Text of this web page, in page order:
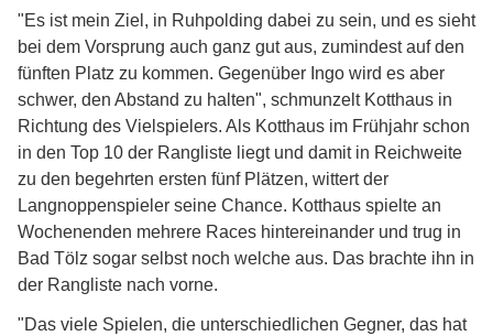
"Es ist mein Ziel, in Ruhpolding dabei zu sein, und es sieht
bei dem Vorsprung auch ganz gut aus, zumindest auf den
fünften Platz zu kommen. Gegenüber Ingo wird es aber
schwer, den Abstand zu halten", schmunzelt Kotthaus in
Richtung des Vielspielers. Als Kotthaus im Frühjahr schon
in den Top 10 der Rangliste liegt und damit in Reichweite
zu den begehrten ersten fünf Plätzen, wittert der
Langnoppenspieler seine Chance. Kotthaus spielte an
Wochenenden mehrere Races hintereinander und trug in
Bad Tölz sogar selbst noch welche aus. Das brachte ihn in
der Rangliste nach vorne.
"Das viele Spielen, die unterschiedlichen Gegner, das hat